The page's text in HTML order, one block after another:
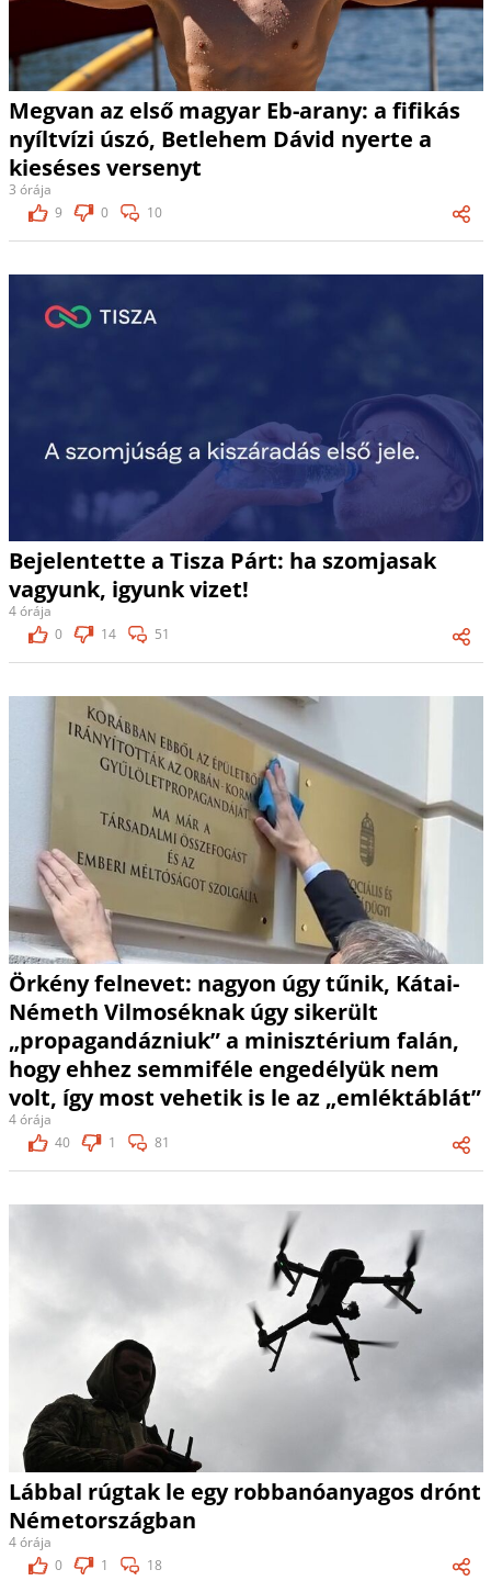
Megvan az első magyar Eb-arany: a fifikás
nyíltvízi úszó, Betlehem Dávid nyerte a
kieséses versenyt
3 órája
9
0 10
Bejelentette a Tisza Párt: ha szomjasak
vagyunk, igyunk vizet!
4 órája
0
14 51
Örkény felnevet: nagyon úgy tűnik, Kátai-
Németh Vilmoséknak úgy sikerült
„propagandázniuk” a minisztérium falán,
hogy ehhez semmiféle engedélyük nem
volt, így most vehetik is le az „emléktáblát”
4 órája
40
1 81
Lábbal rúgtak le egy robbanóanyagos drónt
Németországban
4 órája
0
1 18